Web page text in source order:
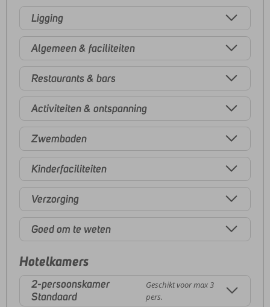
Ligging
Algemeen & faciliteiten
Restaurants & bars
Activiteiten & ontspanning
Zwembaden
Kinderfaciliteiten
Verzorging
Goed om te weten
Hotelkamers
2-persoonskamer
Standaard
Geschikt voor max 3
pers.